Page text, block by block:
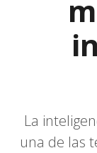
La
una de las